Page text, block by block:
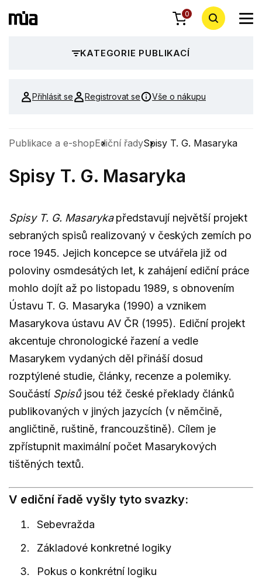
0
KATEGORIE PUBLIKACÍ
Přihlásit se Registrovat se Vše o nákupu
Publikace a e-shopEdiční řadySpisy T. G. Masaryka
Spisy T. G. Masaryka
Spisy T. G. Masaryka představují největší projekt
sebraných spisů realizovaný v českých zemích po
roce 1945. Jejich koncepce se utvářela již od
poloviny osmdesátých let, k zahájení ediční práce
mohlo dojít až po listopadu 1989, s obnovením
Ústavu T. G. Masaryka (1990) a vznikem
Masarykova ústavu AV ČR (1995). Ediční projekt
akcentuje chronologické řazení a vedle
Masarykem vydaných děl přináší dosud
rozptýlené studie, články, recenze a polemiky.
Součástí Spisů jsou též české překlady článků
publikovaných v jiných jazycích (v němčině,
angličtině, ruštině, francouzštině). Cílem je
zpřístupnit maximální počet Masarykových
tištěných textů.
V ediční řadě vyšly tyto svazky:
Sebevražda
Základové konkretné logiky
Pokus o konkrétní logiku